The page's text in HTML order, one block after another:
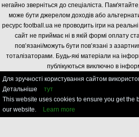
негайно зверніться до спеціаліста.
може бути джерелом доходів або
ресурс football.ua не проводить ігри на
сайт не приймає ні в якій формі оплату
пов’язані/можуть бути пов’язані з
тоталізаторами. Будь-які матеріали на
публікуються виключно в
Для зручності користування сайтом
Детальніше
тут
This website uses cookies to ensure you get the
our website.
Learn more